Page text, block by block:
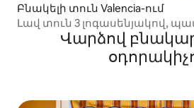
Բնակելի տուն Valencia-ում
Լավ տուն 3 լոգասենյակով,
Վարձով